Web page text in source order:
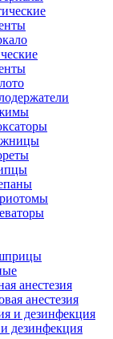
анестезия
анестезия
дезинфекция